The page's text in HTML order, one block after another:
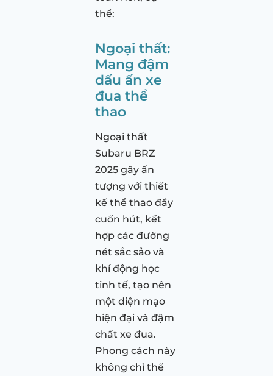
thể:
Ngoại thất:
Mang đậm
dấu ấn xe
đua thể
thao
Ngoại thất
Subaru BRZ
2025 gây ấn
tượng với thiết
kế thể thao đầy
cuốn hút, kết
hợp các đường
nét sắc sảo và
khí động học
tinh tế, tạo nên
một diện mạo
hiện đại và đậm
chất xe đua.
Phong cách này
không chỉ thể